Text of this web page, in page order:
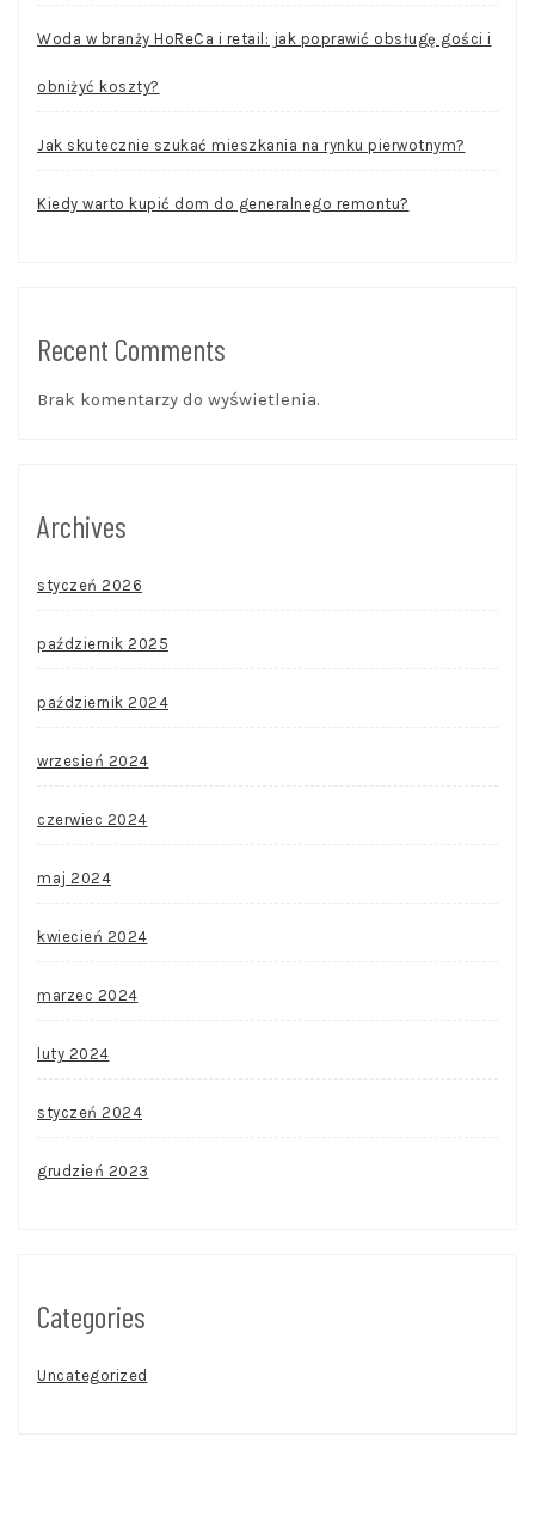
Woda w branży HoReCa i retail: jak poprawić obsługę gości i
obniżyć koszty?
Jak skutecznie szukać mieszkania na rynku pierwotnym?
Kiedy warto kupić dom do generalnego remontu?
Recent Comments
Brak komentarzy do wyświetlenia.
Archives
styczeń 2026
październik 2025
październik 2024
wrzesień 2024
czerwiec 2024
maj 2024
kwiecień 2024
marzec 2024
luty 2024
styczeń 2024
grudzień 2023
Categories
Uncategorized